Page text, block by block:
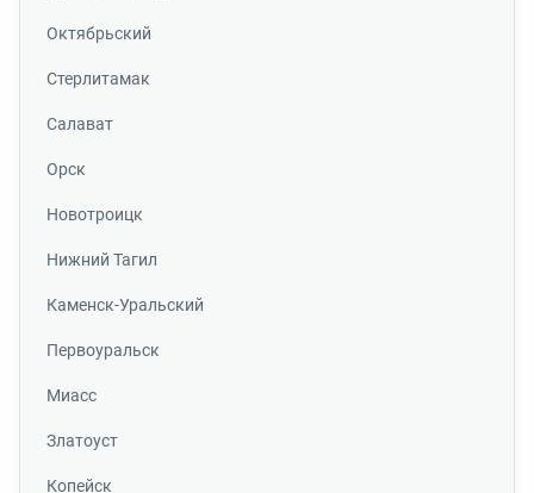
Октябрьский
Стерлитамак
Салават
Орск
Новотроицк
Нижний Тагил
Каменск-Уральский
Первоуральск
Миасс
Златоуст
Копейск